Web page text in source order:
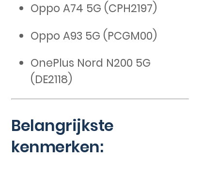
Oppo A74 5G (CPH2197)
Oppo A93 5G (PCGM00)
OnePlus Nord N200 5G
(DE2118)
Belangrijkste
kenmerken: